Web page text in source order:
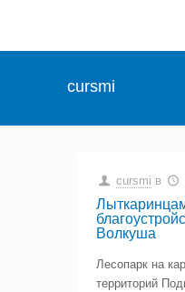
cursmi
cursmi в
Волкуша
Лесопарк на
территорий